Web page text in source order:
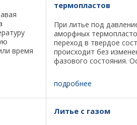
время
...
термопластов
При литье под
аморфных
переход в твердое
происходит без
фазового состояния.
надмолекулярной
формовании таких
является степень
подробнее
Литье с газом